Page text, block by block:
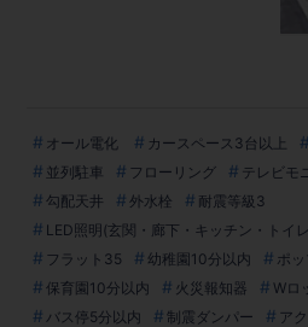
オール電化 カースペース3台以上
並列駐車
フローリング
テレビモ
勾配天井
外水栓
耐震等級3
LED照明(玄関・廊下・キッチン・トイ
フラット35
幼稚園10分以内
ポ
保育園10分以内
火災報知器 Wロ
バス停5分以内
制震ダンパー
ア